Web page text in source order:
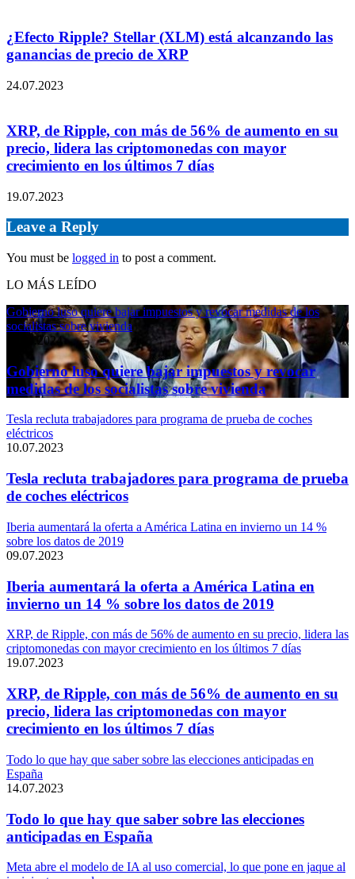
¿Efecto Ripple? Stellar (XLM) está alcanzando las
ganancias de precio de XRP
24.07.2023
XRP, de Ripple, con más de 56% de aumento en su
precio, lidera las criptomonedas con mayor
crecimiento en los últimos 7 días
19.07.2023
Leave a Reply
You must be logged in to post a comment.
LO MÁS LEÍDO
Gobierno luso quiere bajar impuestos y revocar medidas de los
socialistas sobre vivienda
11.04.2024
Gobierno luso quiere bajar impuestos y revocar
medidas de los socialistas sobre vivienda
Tesla recluta trabajadores para programa de prueba de coches
eléctricos
10.07.2023
Tesla recluta trabajadores para programa de prueba
de coches eléctricos
Iberia aumentará la oferta a América Latina en invierno un 14 %
sobre los datos de 2019
09.07.2023
Iberia aumentará la oferta a América Latina en
invierno un 14 % sobre los datos de 2019
XRP, de Ripple, con más de 56% de aumento en su precio, lidera las
criptomonedas con mayor crecimiento en los últimos 7 días
19.07.2023
XRP, de Ripple, con más de 56% de aumento en su
precio, lidera las criptomonedas con mayor
crecimiento en los últimos 7 días
Todo lo que hay que saber sobre las elecciones anticipadas en
España
14.07.2023
Todo lo que hay que saber sobre las elecciones
anticipadas en España
Meta abre el modelo de IA al uso comercial, lo que pone en jaque al